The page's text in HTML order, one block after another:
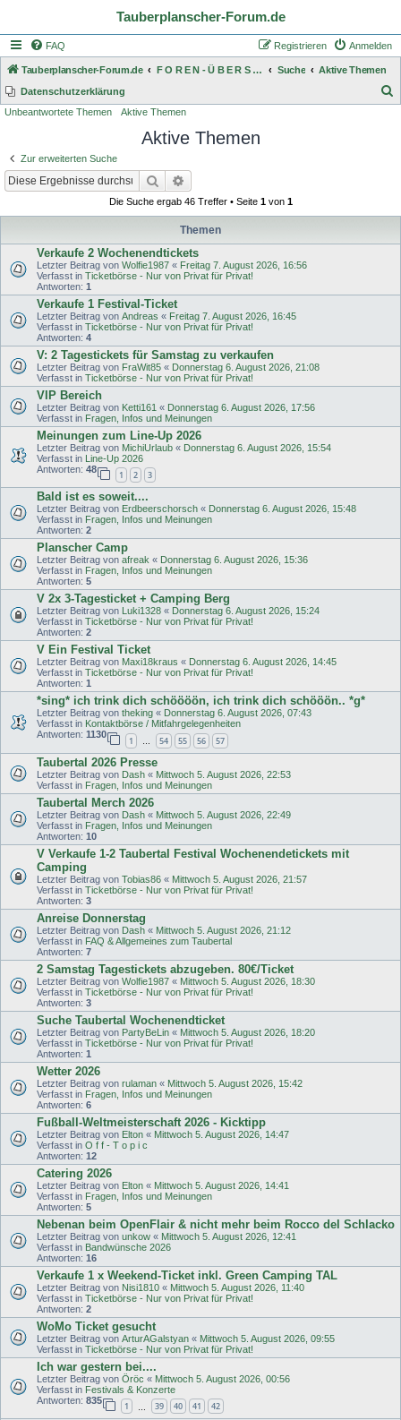
Tauberplanscher-Forum.de
FAQ Anmelden
Registrieren
Tauberplanscher-Forum.de F O R E N - Ü B E R S I C H T Suche
Aktive Themen
Datenschutzerklärung
Unbeantwortete Themen Aktive Themen
Aktive Themen
Zur erweiterten Suche
Suche
Die Suche ergab 46 Treffer • Seite 1von 1
Themen
Verkaufe 2 Wochenendtickets
Letzter Beitrag von Wolfie1987 « Freitag 7. August 2026, 16:56
Verfasst in Ticketbörse - Nur von Privat für Privat!
Antworten: 1
Verkaufe 1 Festival-Ticket
Letzter Beitrag von Andreas « Freitag 7. August 2026, 16:45
Verfasst in Ticketbörse - Nur von Privat für Privat!
Antworten: 4
V: 2 Tagestickets für Samstag zu verkaufen
Letzter Beitrag von FraWit85 « Donnerstag 6. August 2026, 21:08
Verfasst in Ticketbörse - Nur von Privat für Privat!
VIP Bereich
Letzter Beitrag von Ketti161 « Donnerstag 6. August 2026, 17:56
Verfasst in Fragen, Infos und Meinungen
Meinungen zum Line-Up 2026
Letzter Beitrag von MichiUrlaub « Donnerstag 6. August 2026, 15:54
Verfasst in Line-Up 2026
Antworten: 48
1 2 3
Bald ist es soweit....
Letzter Beitrag von Erdbeerschorsch « Donnerstag 6. August 2026, 15:48
Verfasst in Fragen, Infos und Meinungen
Antworten: 2
Planscher Camp
Letzter Beitrag von afreak « Donnerstag 6. August 2026, 15:36
Verfasst in Fragen, Infos und Meinungen
Antworten: 5
V 2x 3-Tagesticket + Camping Berg
Letzter Beitrag von Luki1328 « Donnerstag 6. August 2026, 15:24
Verfasst in Ticketbörse - Nur von Privat für Privat!
Antworten: 2
V Ein Festival Ticket
Letzter Beitrag von Maxi18kraus « Donnerstag 6. August 2026, 14:45
Verfasst in Ticketbörse - Nur von Privat für Privat!
Antworten: 1
*sing* ich trink dich schöööön, ich trink dich schööön.. *g*
Letzter Beitrag von theking « Donnerstag 6. August 2026, 07:43
Verfasst in Kontaktbörse / Mitfahrgelegenheiten
Antworten: 1130
1 … 54 55 56 57
Taubertal 2026 Presse
Letzter Beitrag von Dash « Mittwoch 5. August 2026, 22:53
Verfasst in Fragen, Infos und Meinungen
Taubertal Merch 2026
Letzter Beitrag von Dash « Mittwoch 5. August 2026, 22:49
Verfasst in Fragen, Infos und Meinungen
Antworten: 10
V Verkaufe 1-2 Taubertal Festival Wochenendetickets mit
Camping
Letzter Beitrag von Tobias86 « Mittwoch 5. August 2026, 21:57
Verfasst in Ticketbörse - Nur von Privat für Privat!
Antworten: 3
Anreise Donnerstag
Letzter Beitrag von Dash « Mittwoch 5. August 2026, 21:12
Verfasst in FAQ & Allgemeines zum Taubertal
Antworten: 7
2 Samstag Tagestickets abzugeben. 80€/Ticket
Letzter Beitrag von Wolfie1987 « Mittwoch 5. August 2026, 18:30
Verfasst in Ticketbörse - Nur von Privat für Privat!
Antworten: 3
Suche Taubertal Wochenendticket
Letzter Beitrag von PartyBeLin « Mittwoch 5. August 2026, 18:20
Verfasst in Ticketbörse - Nur von Privat für Privat!
Antworten: 1
Wetter 2026
Letzter Beitrag von rulaman « Mittwoch 5. August 2026, 15:42
Verfasst in Fragen, Infos und Meinungen
Antworten: 6
Fußball-Weltmeisterschaft 2026 - Kicktipp
Letzter Beitrag von Elton « Mittwoch 5. August 2026, 14:47
Verfasst in O f f - T o p i c
Antworten: 12
Catering 2026
Letzter Beitrag von Elton « Mittwoch 5. August 2026, 14:41
Verfasst in Fragen, Infos und Meinungen
Antworten: 5
Nebenan beim OpenFlair & nicht mehr beim Rocco del Schlacko
Letzter Beitrag von unkow « Mittwoch 5. August 2026, 12:41
Verfasst in Bandwünsche 2026
Antworten: 16
Verkaufe 1 x Weekend-Ticket inkl. Green Camping TAL
Letzter Beitrag von Nisi1810 « Mittwoch 5. August 2026, 11:40
Verfasst in Ticketbörse - Nur von Privat für Privat!
Antworten: 2
WoMo Ticket gesucht
Letzter Beitrag von ArturAGalstyan « Mittwoch 5. August 2026, 09:55
Verfasst in Ticketbörse - Nur von Privat für Privat!
Ich war gestern bei....
Letzter Beitrag von Öröc « Mittwoch 5. August 2026, 00:56
Verfasst in Festivals & Konzerte
Antworten: 835
1 39 40 41 42